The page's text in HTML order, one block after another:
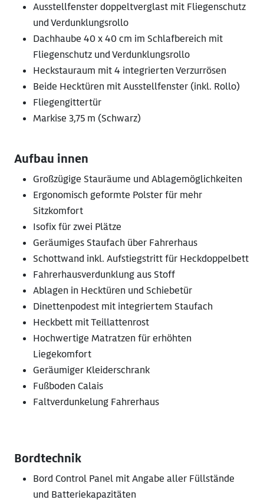
Ausstellfenster doppeltverglast mit Fliegenschutz
und Verdunklungsrollo
Dachhaube 40 x 40 cm im Schlafbereich mit
Fliegenschutz und Verdunklungsrollo
Heckstauraum mit 4 integrierten Verzurrösen
Beide Hecktüren mit Ausstellfenster (inkl. Rollo)
Fliegengittertür
Markise 3,75 m (Schwarz)
Aufbau innen
Großzügige Stauräume und Ablagemöglichkeiten
Ergonomisch geformte Polster für mehr
Sitzkomfort
Isofix für zwei Plätze
Geräumiges Staufach über Fahrerhaus
Schottwand inkl. Aufstiegstritt für Heckdoppelbett
Fahrerhausverdunklung aus Stoff
Ablagen in Hecktüren und Schiebetür
Dinettenpodest mit integriertem Staufach
Heckbett mit Teillattenrost
Hochwertige Matratzen für erhöhten
Liegekomfort
Geräumiger Kleiderschrank
Fußboden Calais
Faltverdunkelung Fahrerhaus
Bordtechnik
Bord Control Panel mit Angabe aller Füllstände
und Batteriekapazitäten